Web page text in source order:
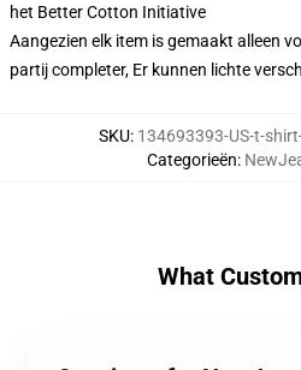
het Better Cotton Initiative
Aangezien elk item is gemaakt alleen
partij completer, Er kunnen lichte
SKU: 134693393-US-t-
Categorieën:
What